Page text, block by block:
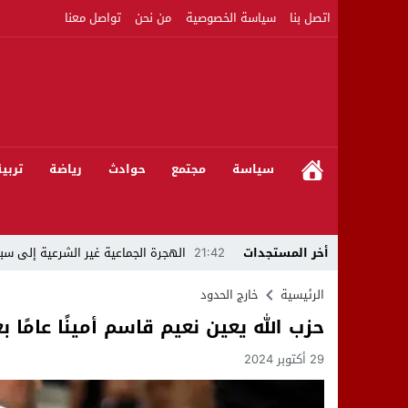
اتصل بنا سياسة الخصوصية من نحن تواصل معنا
سياسة مجتمع حوادث رياضة
أخر المستجدات 21:42 الهجرة الجماعية غير الشرعية إلى
21:16
08:50 مبادرات مواطنة وشركاؤها ينظمون
تساؤلات.. كيف أصبح العميد الأمني
الرئيسية خارج الحدود
حزب الله يعين نعيم قاسم أمينًا عامًا
29 أكتوبر 2024